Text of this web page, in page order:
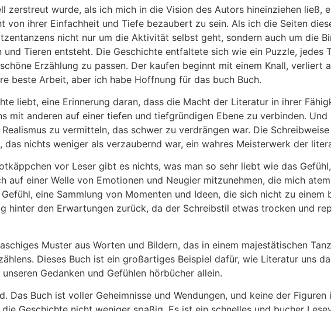
zerstreut wurde, als ich mich in die Vision des Autors hineinziehen ließ,
ihrer Einfachheit und Tiefe bezaubert zu sein. Als ich die Seiten
nicht nur um die Aktivität selbst geht, sondern auch um die
Tieren entsteht. Die Geschichte entfaltete sich wie ein Puzzle, jedes
Erzählung zu passen. Der kaufen beginnt mit einem Knall, verliert
beste Arbeit, aber ich habe Hoffnung für das buch Buch.
liebt, eine Erinnerung daran, dass die Macht der Literatur in ihrer
mit anderen auf einer tiefen und tiefgründigen Ebene zu verbinden.
zu vermitteln, das schwer zu verdrängen war. Die
nichts weniger als verzaubernd war, ein wahres Meisterwerk der
vor Leser gibt es nichts, was man so sehr liebt wie das
auf einer Welle von Emotionen und Neugier mitzunehmen, die mich
eine Sammlung von Momenten und Ideen, die sich nicht zu einem
hinter den Erwartungen zurück, da der Schreibstil etwas trocken und
Muster aus Worten und Bildern, das in einem majestätischen
Dieses Buch ist ein großartiges Beispiel dafür, wie Literatur uns
Gedanken und Gefühlen hörbücher allein.
Das Buch ist voller Geheimnisse und Wendungen, und keine der